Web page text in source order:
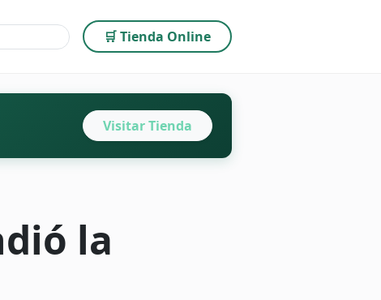
🛒 Tienda Online
Visitar Tienda
la